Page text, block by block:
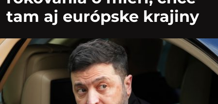
tam aj európske krajiny